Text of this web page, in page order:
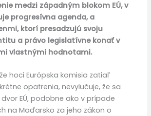
medzi západným blokom EÚ, v
progresívna agenda, a
ktorí presadzujú svoju
a právo legislatívne konať v
vlastnými hodnotami.
hoci Európska komisia zatiaľ
opatrenia, nevylučuje, že sa
EÚ, podobne ako v prípade
na Maďarsko za jeho zákon o